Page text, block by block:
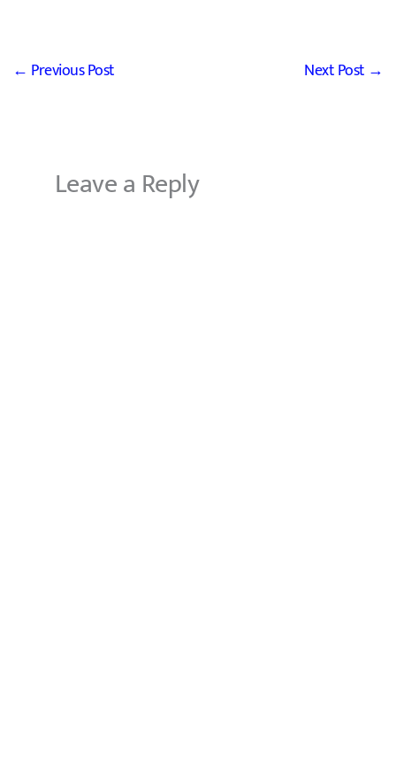
← Previous Post Next Post →
Leave a Reply